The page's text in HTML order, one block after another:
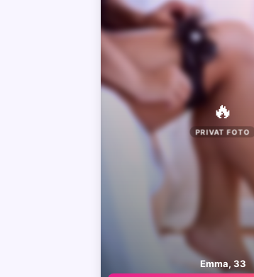
🔥
PRIVAT FOTO
Emma, 33